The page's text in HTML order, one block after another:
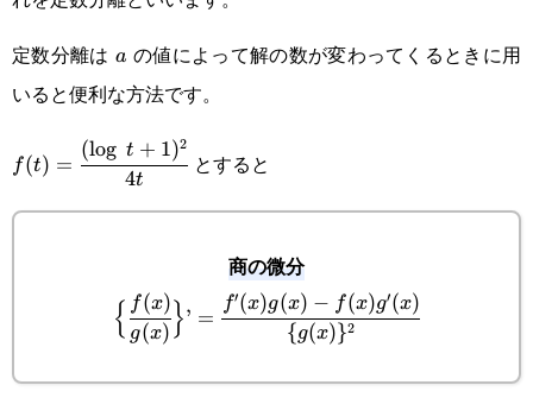
定数分離は a
a の値によって解の数が変わってくるときに用
いると便利な方法です。
f(t)=\cfrac{(\log t+1)^2}
f(t) =
4t
(log t + 1)2
とすると
商の微分
\Big\{\cfrac{f(x)}
{g(x)}\Big\}’=\cfrac{f'(x)g(x)-
f(x)g'(x)}{\{g(x)\}^2}
{ g(x)
f(x)}’ =
{g(x)}2
f′(x)g(x) − f(x)g′(x)